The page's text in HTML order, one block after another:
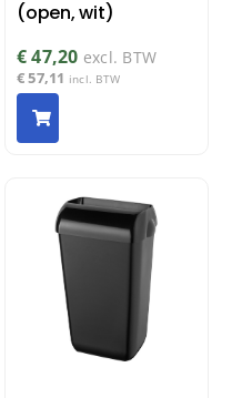
(open, wit)
€47,20 excl. BTW
€57,11 incl. BTW